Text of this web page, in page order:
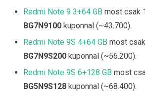
Redmi Note 9 3+64 GB most csak
BG7N9100 kuponnal (~43.700).
Redmi Note 9S 4+64 GB most
BG7N9S200 kuponnal (~56.200).
Redmi Note 9S 6+128 GB most
BG5N9S128 kuponnal (~68.400).